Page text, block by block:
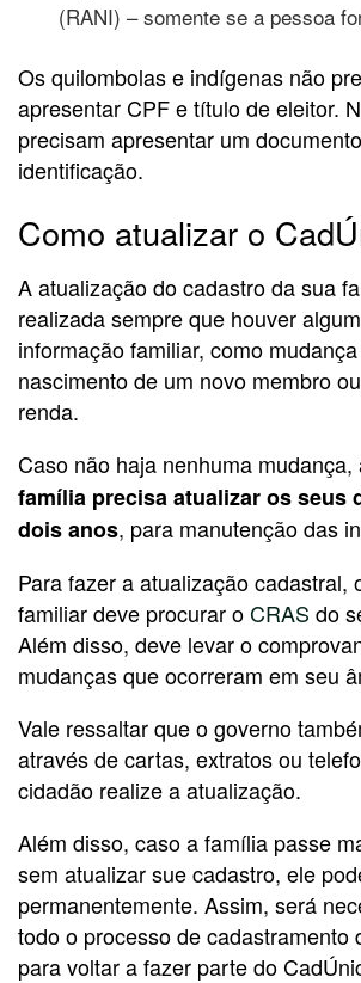
(RANI) – somente se a pessoa
Os quilombolas e indígenas não
apresentar CPF e título de eleitor.
precisam apresentar um
identificação.
Como atualizar o
A atualização do cadastro da sua
realizada sempre que houver
informação familiar, como
nascimento de um novo membro
renda.
Caso não haja nenhuma mudança,
família precisa atualizar os seus
dois anos, para manutenção das
Para fazer a atualização cadastral,
familiar deve procurar oCRAS do
Além disso, deve levar o
mudanças que ocorreram em seu
Vale ressaltar que o governo
através de cartas, extratos ou
cidadão realize a atualização.
Além disso, caso a família passe
sem atualizar sue cadastro, ele
permanentemente. Assim, será
todo o processo de cadastramento
para voltar a fazer parte do